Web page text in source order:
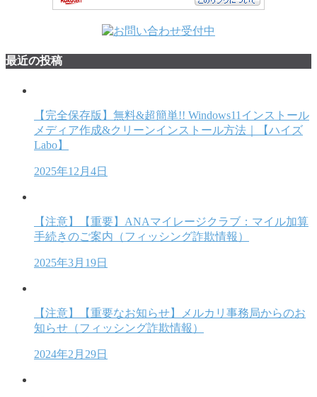
最近の投稿
【完全保存版】無料&超簡単!! Windows11インストール
メディア作成&クリーンインストール方法｜【ハイズ
Labo】
2025年12月4日
【注意】【重要】ANAマイレージクラブ：マイル加算
手続きのご案内（フィッシング詐欺情報）
2025年3月19日
【注意】【重要なお知らせ】メルカリ事務局からのお
知らせ（フィッシング詐欺情報）
2024年2月29日